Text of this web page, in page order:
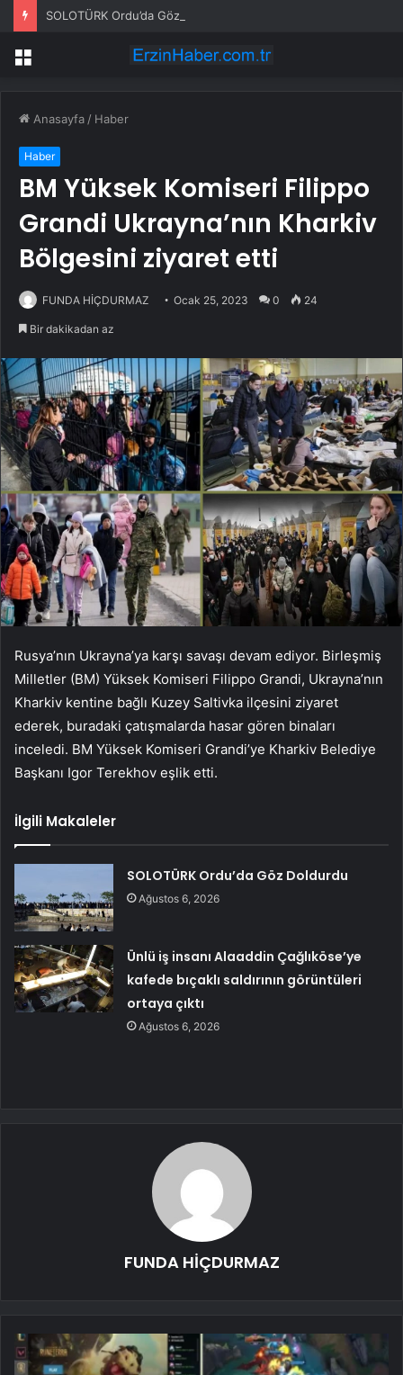
SOLOTÜRK Ordu’da Göz Doldurdu
Menü
Anasayfa / Haber
Haber
BM Yüksek Komiseri Filippo
Grandi Ukrayna’nın Kharkiv
Bölgesini ziyaret etti
FUNDA HİÇDURMAZ Ocak 25, 2023 0 24
Bir dakikadan az
Rusya’nın Ukrayna’ya karşı savaşı devam ediyor. Birleşmiş
Milletler (BM) Yüksek Komiseri Filippo Grandi, Ukrayna’nın
Kharkiv kentine bağlı Kuzey Saltivka ilçesini ziyaret
ederek, buradaki çatışmalarda hasar gören binaları
inceledi. BM Yüksek Komiseri Grandi’ye Kharkiv Belediye
Başkanı Igor Terekhov eşlik etti.
İlgili Makaleler
SOLOTÜRK Ordu’da Göz Doldurdu
Ağustos 6, 2026
Ünlü iş insanı Alaaddin Çağlıköse’ye
kafede bıçaklı saldırının görüntüleri
ortaya çıktı
Ağustos 6, 2026
FUNDA HİÇDURMAZ